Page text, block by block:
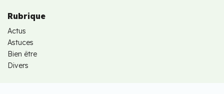
Rubrique
Actus
Astuces
Bien être
Divers